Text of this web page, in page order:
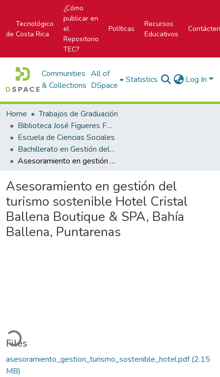
Tecnológico
de Costa Rica
¿Cómo
publicar en
el
Repositorio
TEC?
Políticas
Recursos
Educativos
Communities
& Collections
All of
DSpace
Statistics Log In
Home
Trabajos de Graduación
Biblioteca José Figueres Ferrer
Escuela de Ciencias Sociales
Bachillerato en Gestión del Turismo Sostenible
Asesoramiento en gestión del turismo sostenible Hotel Cristal Ballena Boutique & SPA, Bahía Ballena, Puntarenas
Asesoramiento en gestión del
turismo sostenible Hotel Cristal
Ballena Boutique & SPA, Bahía
Ballena, Puntarenas
Files
asesoramiento_gestion_turismo_sostenible_hotel.pdf(2.15
MB)